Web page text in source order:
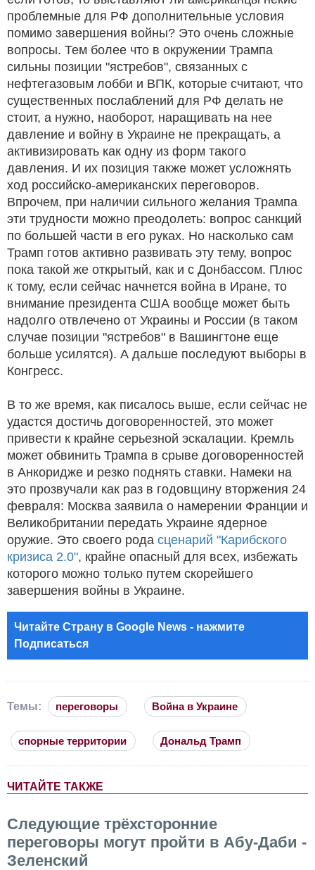
проблемные для РФ дополнительные условия
помимо завершения войны? Это очень сложные
вопросы. Тем более что в окружении Трампа
сильны позиции "ястребов", связанных с
нефтегазовым лобби и ВПК, которые считают, что
существенных послаблений для РФ делать не
стоит, а нужно, наоборот, наращивать на нее
давление и войну в Украине не прекращать, а
активизировать как одну из форм такого
давления. И их позиция также может усложнять
ход российско-американских переговоров.
Впрочем, при наличии сильного желания Трампа
эти трудности можно преодолеть: вопрос санкций
по большей части в его руках. Но насколько сам
Трамп готов активно развивать эту тему, вопрос
пока такой же открытый, как и с Донбассом. Плюс
к тому, если сейчас начнется война в Иране, то
внимание президента США вообще может быть
надолго отвлечено от Украины и России (в таком
случае позиции "ястребов" в Вашингтоне еще
больше усилятся). А дальше последуют выборы в
Конгресс.
В то же время, как писалось выше, если сейчас не
удастся достичь договоренностей, это может
привести к крайне серьезной эскалации. Кремль
может обвинить Трампа в срыве договоренностей
в Анкоридже и резко поднять ставки. Намеки на
это прозвучали как раз в годовщину вторжения 24
февраля: Москва заявила о намерении Франции и
Великобритании передать Украине ядерное
оружие. Это своего рода сценарий "Карибского
кризиса 2.0", крайне опасный для всех, избежать
которого можно только путем скорейшего
завершения войны в Украине.
Читайте Страну в Google News - нажмите
Подписаться
Темы: переговоры Война в Украине
спорные территории Дональд Трамп
ЧИТАЙТЕ ТАКЖЕ
Следующие трёхсторонние
переговоры могут пройти в Абу-Даби -
Зеленский